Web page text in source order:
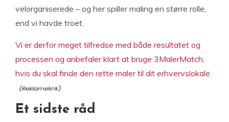
velorganiserede – og her spiller maling en større rolle,
end vi havde troet.
Vi er derfor meget tilfredse med både resultatet og
processen og anbefaler klart at bruge 3MalerMatch,
hvis du skal finde den rette maler til dit erhvervslokale.
Et sidste råd